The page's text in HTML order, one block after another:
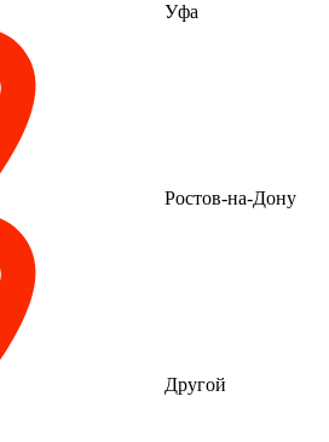
Уфа
Ростов-на-Дону
Другой